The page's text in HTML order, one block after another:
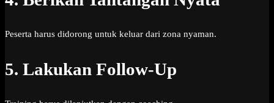
Peserta harus didorong untuk keluar dari zona nyaman.
5. Lakukan Follow-Up